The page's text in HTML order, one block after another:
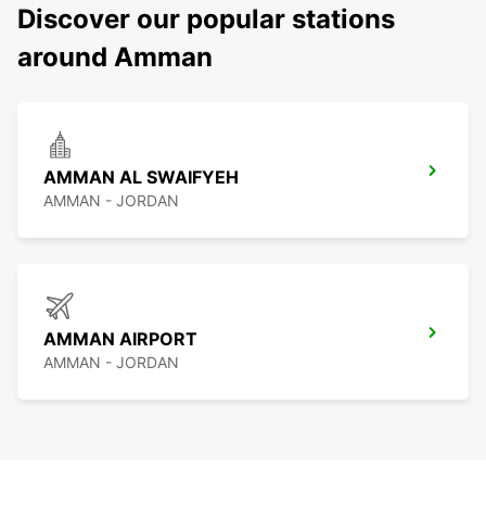
Discover our popular stations
around Amman
AMMAN AL SWAIFYEH
AMMAN - JORDAN
AMMAN AIRPORT
AMMAN - JORDAN